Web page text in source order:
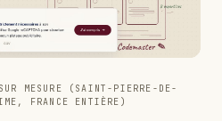
MESURE (SAINT-PIERRE-DE-
FRANCE ENTIÈRE)